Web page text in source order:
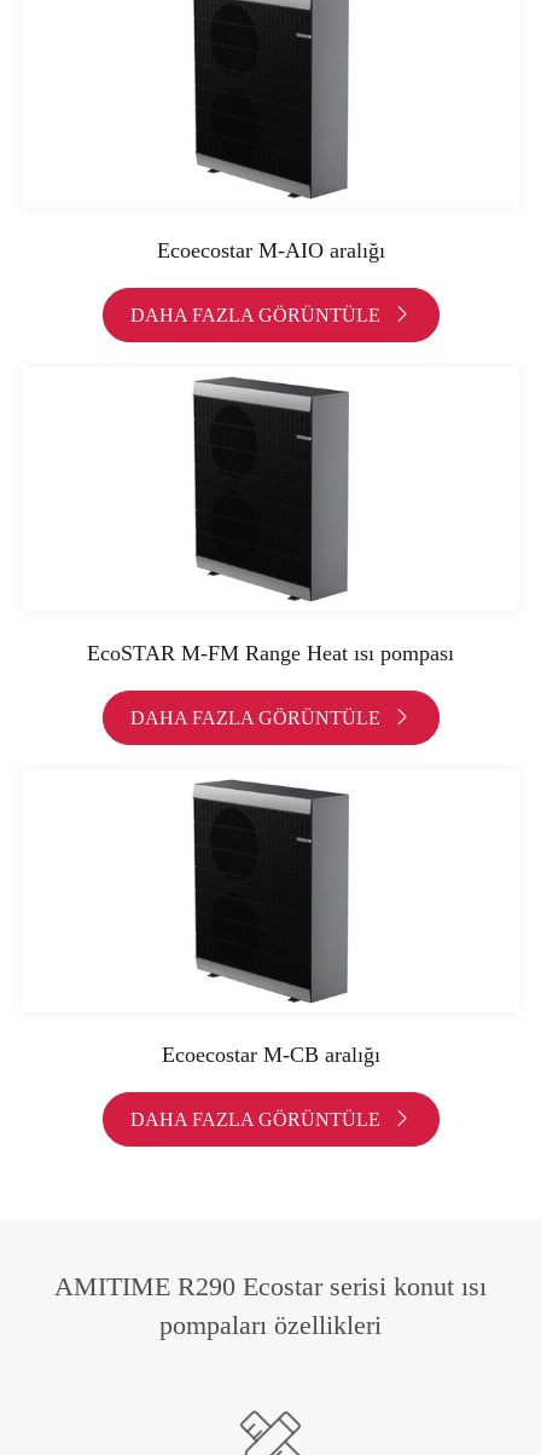
Ecoecostar M-AIO aralığı
DAHA FAZLA GÖRÜNTÜLE 
EcoSTAR M-FM Range Heat ısı pompası
DAHA FAZLA GÖRÜNTÜLE 
Ecoecostar M-CB aralığı
DAHA FAZLA GÖRÜNTÜLE 
AMITIME R290 Ecostar serisi konut ısı
pompaları özellikleri